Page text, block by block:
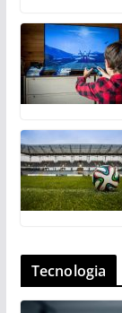
Tecnologia